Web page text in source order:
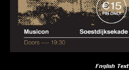
English Text